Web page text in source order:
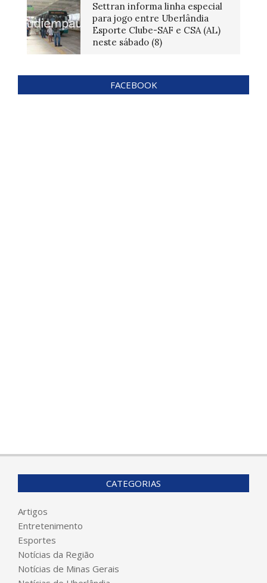
Settran informa linha especial
para jogo entre Uberlândia
Esporte Clube-SAF e CSA (AL)
neste sábado (8)
FACEBOOK
CATEGORIAS
Artigos
Entretenimento
Esportes
Notícias da Região
Notícias de Minas Gerais